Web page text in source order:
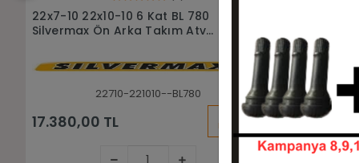
Sepete Ekle
22x10-10 6 Kat BL 780 Silvermax
Atv Arka Lastiği
221010--BL780
4.895,00 TL KARGO
BEDAVA
22x7-10 6
3.795,00